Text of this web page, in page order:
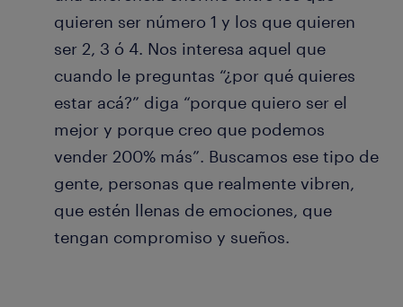
quieren ser número 1 y los que quieren
ser 2, 3 ó 4. Nos interesa aquel que
cuando le preguntas “¿por qué quieres
estar acá?” diga “porque quiero ser el
mejor y porque creo que podemos
vender 200% más”. Buscamos ese tipo de
gente, personas que realmente vibren,
que estén llenas de emociones, que
tengan compromiso y sueños.